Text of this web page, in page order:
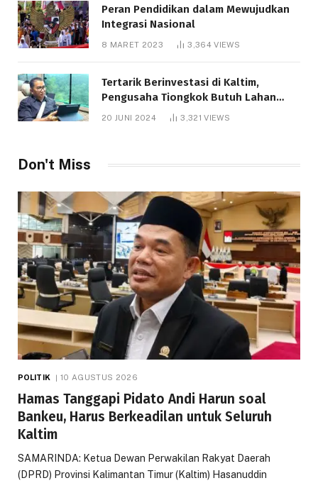
Peran Pendidikan dalam Mewujudkan
Integrasi Nasional
8 MARET 2023 3,364VIEWS
Tertarik Berinvestasi di Kaltim,
Pengusaha Tiongkok Butuh Lahan
1.000 Hektare
20 JUNI 2024 3,321VIEWS
Don't Miss
POLITIK 10 AGUSTUS 2026
Hamas Tanggapi Pidato Andi Harun soal
Bankeu, Harus Berkeadilan untuk Seluruh
Kaltim
SAMARINDA: Ketua Dewan Perwakilan Rakyat Daerah
(DPRD) Provinsi Kalimantan Timur (Kaltim) Hasanuddin